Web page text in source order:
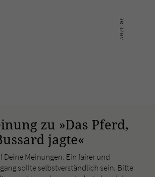
zu »Das Pferd,
jagte«
Deine Meinungen. Ein fairer und
sollte selbstverständlich sein. Bitte